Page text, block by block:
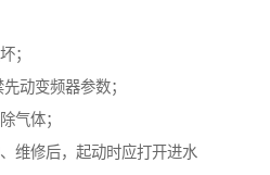
；
动变频器参数；
气体；
维修后，起动时应打开进水